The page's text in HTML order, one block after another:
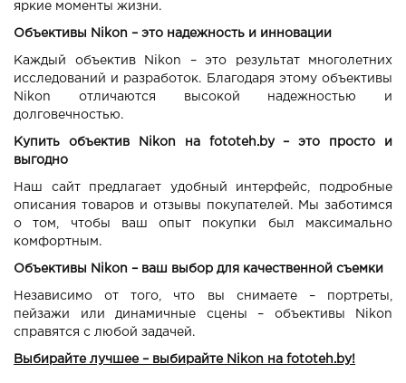
яркие моменты жизни.
Объективы Nikon – это надежность и инновации
Каждый объектив Nikon – это результат многолетних
исследований и разработок. Благодаря этому объективы
Nikon отличаются высокой надежностью и
долговечностью.
Купить объектив Nikon на fototeh.by – это просто и
выгодно
Наш сайт предлагает удобный интерфейс, подробные
описания товаров и отзывы покупателей. Мы заботимся
о том, чтобы ваш опыт покупки был максимально
комфортным.
Объективы Nikon – ваш выбор для качественной съемки
Независимо от того, что вы снимаете – портреты,
пейзажи или динамичные сцены – объективы Nikon
справятся с любой задачей.
Выбирайте лучшее – выбирайте Nikon на fototeh.by!